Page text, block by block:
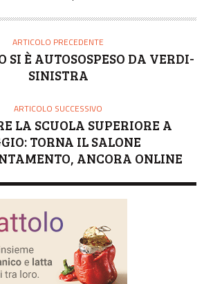
ARTICOLO PRECEDENTE
SI È AUTOSOSPESO DA VERDI-
SINISTRA
ARTICOLO SUCCESSIVO
LA SCUOLA SUPERIORE A
TORNA IL SALONE
ANCORA ONLINE